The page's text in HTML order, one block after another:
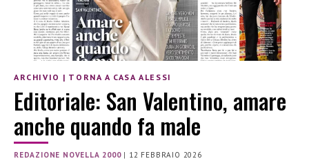
ARCHIVIO | TORNA A CASA ALESSI
Editoriale: San Valentino, amare
anche quando fa male
REDAZIONE NOVELLA 2000| 12 FEBBRAIO 2026